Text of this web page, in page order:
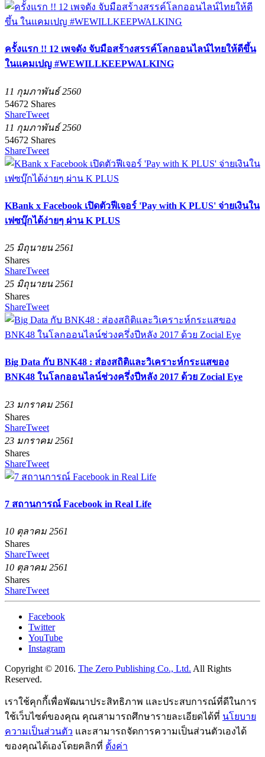
ครั้งแรก !! 12 เพจดัง จับมือสร้างสรรค์โลกออนไลน์ไทยให้ดีขึ้น
ในแคมเปญ #WEWILLKEEPWALKING
11 กุมภาพันธ์ 2560
54672 Shares
ShareTweet
11 กุมภาพันธ์ 2560
54672 Shares
ShareTweet
KBank x Facebook เปิดตัวฟีเจอร์ 'Pay with K PLUS' จ่ายเงินใน
เฟซบุ๊กได้ง่ายๆ ผ่าน K PLUS
25 มิถุนายน 2561
Shares
ShareTweet
25 มิถุนายน 2561
Shares
ShareTweet
Big Data กับ BNK48 : ส่องสถิติและวิเคราะห์กระแสของ
BNK48 ในโลกออนไลน์ช่วงครึ่งปีหลัง 2017 ด้วย Zocial Eye
23 มกราคม 2561
Shares
ShareTweet
23 มกราคม 2561
Shares
ShareTweet
7 สถานการณ์ Facebook in Real Life
10 ตุลาคม 2561
Shares
ShareTweet
10 ตุลาคม 2561
Shares
ShareTweet
Facebook
Twitter
YouTube
Instagram
Copyright © 2016. The Zero Publishing Co., Ltd. All Rights
Reserved.
เราใช้คุกกี้เพื่อพัฒนาประสิทธิภาพ และประสบการณ์ที่ดีในการ
ใช้เว็บไซต์ของคุณ คุณสามารถศึกษารายละเอียดได้ที่ นโยบาย
ความเป็นส่วนตัว และสามารถจัดการความเป็นส่วนตัวเองได้
ของคุณได้เองโดยคลิกที่ ตั้งค่า